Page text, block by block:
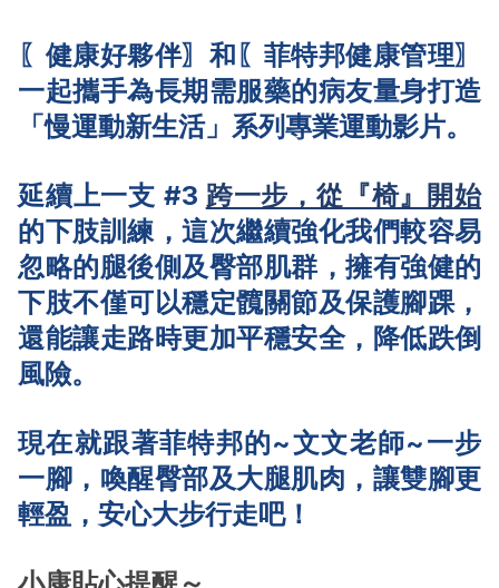
〖健康好夥伴〗和〖菲特邦健康管理〗
一起攜手為長期需服藥的病友量身打造
「慢運動新生活」系列專業運動影片。
延續上一支 #3 跨一步，從『椅』開始
的下肢訓練，這次繼續強化我們較容易
忽略的腿後側及臀部肌群，擁有強健的
下肢不僅可以穩定髖關節及保護腳踝，
還能讓走路時更加平穩安全，降低跌倒
風險。
現在就跟著菲特邦的~文文老師~一步
一腳，喚醒臀部及大腿肌肉，讓雙腳更
輕盈，安心大步行走吧！